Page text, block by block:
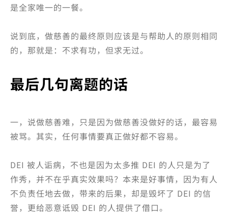
是全家唯一的一餐。
说到底，做慈善的最终原则应该是与帮助人的原则相同
的，那就是：不求有功，但求无过。
最后几句离题的话
一，说做慈善难，只是因为做慈善没做好的话，最容易
被骂。其实，任何事情要真正做好都不容易。
DEI 被人诟病，不也是因为太多推 DEI 的人只是为了
作秀，并不在乎真实效果吗？本来是好事情，因为有人
不负责任地去做，带来的后果，却是毁坏了 DEI 的信
誉，更给恶意诋毁 DEI 的人提供了借口。